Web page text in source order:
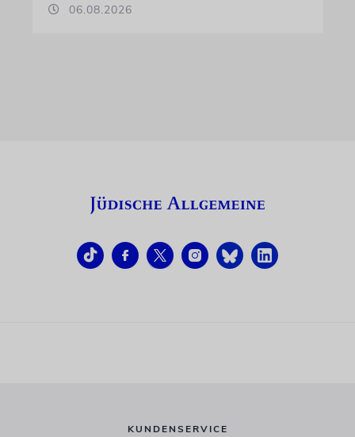
06.08.2026
KUNDENSERVICE